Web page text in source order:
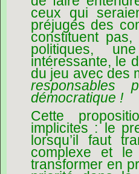
ceux qui
préjugés des
constituent
politiques,
intéressante, le
du jeu avec des
responsables
démocratique !
Cette
implicites : le
lorsqu’il faut
complexe et
transformer en